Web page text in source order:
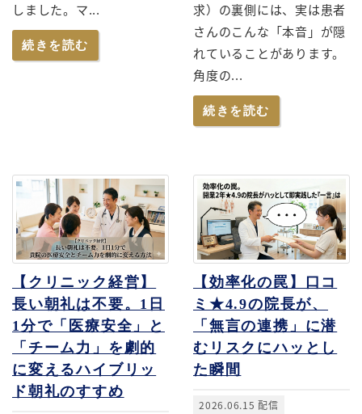
しました。マ...
続きを読む
求）の裏側には、実は患者
さんのこんな「本音」が隠
れていることがあります。
角度の...
続きを読む
【クリニック経営】
長い朝礼は不要。1日
1分で「医療安全」と
「チーム力」を劇的
に変えるハイブリッ
ド朝礼のすすめ
【効率化の罠】口コ
ミ★4.9の院長が、
「無言の連携」に潜
むリスクにハッとし
た瞬間
2026.06.15 配信